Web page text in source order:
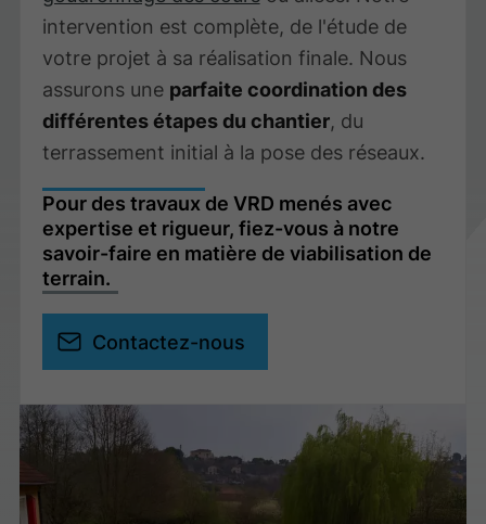
intervention est complète, de l'étude de
votre projet à sa réalisation finale. Nous
assurons une parfaite coordination des
différentes étapes du chantier, du
terrassement initial à la pose des réseaux.
Pour des travaux de VRD menés avec
expertise et rigueur, fiez-vous à notre
savoir-faire en matière de viabilisation de
terrain.
Contactez-nous